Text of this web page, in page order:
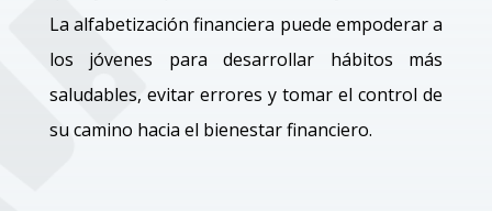
La alfabetización financiera puede empoderar a
los jóvenes para desarrollar hábitos más
saludables, evitar errores y tomar el control de
su camino hacia el bienestar financiero.